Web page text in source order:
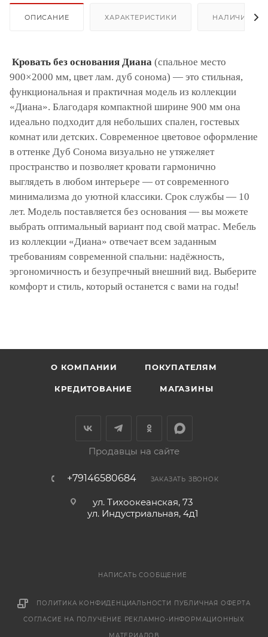
ОПИСАНИЕ ХАРАКТЕРИСТИКИ НАЛИЧИЕ
Кровать без основания Диана (спальное место
900×2000 мм, цвет лам. дуб сонома) — это стильная,
функциональная и практичная модель из коллекции
«Диана». Благодаря компактной ширине 900 мм она
идеально подходит для небольших спален, гостевых
комнат или детских. Современное цветовое оформление
в оттенке Дуб Сонома визуально не утяжеляет
пространство и позволяет кровати гармонично
выглядеть в любом интерьере — от современного
минимализма до уютной классики. Срок службы — 10
лет. Модель поставляется без основания — вы можете
выбрать оптимальный вариант под свой матрас. Мебель
из коллекции «Диана» отвечает всем заданным
требованиям современной спальни: надёжность,
эргономичность и безупречный внешний вид. Выберите
комфорт и стиль, который останется с вами на годы!
О КОМПАНИИ ПОКУПАТЕЛЯМ
КРЕДИТОВАНИЕ МАГАЗИНЫ
Продавцы на сайте
+79146580684 ЗАКАЗАТЬ ЗВОНОК
ул. Тихоокеанская, 73
ул. Индустриальная, 4д1
НАПИСАТЬ СООБЩЕНИЕ
ПОЛИТИКА КОНФИДЕНЦИАЛЬНОСТИ ПУБЛИЧНАЯ ОФЕРТА
СОГЛАСИЕ НА ПОЛУЧЕНИЕ РЕКЛАМНО-ИНФОРМАЦИОННЫХ